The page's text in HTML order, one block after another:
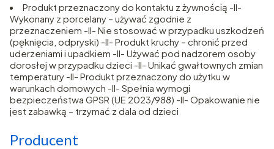
Produkt przeznaczony do kontaktu z żywnością -II-
Wykonany z porcelany – używać zgodnie z
przeznaczeniem -II- Nie stosować w przypadku uszkodzeń
(pęknięcia, odpryski) -II- Produkt kruchy – chronić przed
uderzeniami i upadkiem -II- Używać pod nadzorem osoby
dorosłej w przypadku dzieci -II- Unikać gwałtownych zmian
temperatury -II- Produkt przeznaczony do użytku w
warunkach domowych -II- Spełnia wymogi
bezpieczeństwa GPSR (UE 2023/988) -II- Opakowanie nie
jest zabawką – trzymać z dala od dzieci
Producent